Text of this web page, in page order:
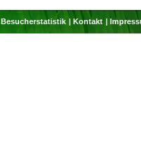
Besucherstatistik Kontakt